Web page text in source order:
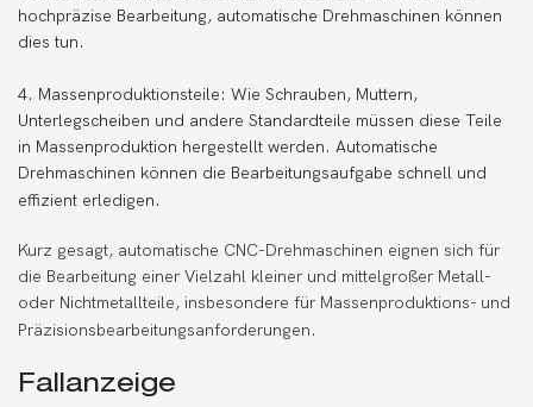
hochpräzise Bearbeitung, automatische Drehmaschinen können
dies tun.
4. Massenproduktionsteile: Wie Schrauben, Muttern,
Unterlegscheiben und andere Standardteile müssen diese Teile
in Massenproduktion hergestellt werden. Automatische
Drehmaschinen können die Bearbeitungsaufgabe schnell und
effizient erledigen.
Kurz gesagt, automatische CNC-Drehmaschinen eignen sich für
die Bearbeitung einer Vielzahl kleiner und mittelgroßer Metall-
oder Nichtmetallteile, insbesondere für Massenproduktions- und
Präzisionsbearbeitungsanforderungen.
Fallanzeige